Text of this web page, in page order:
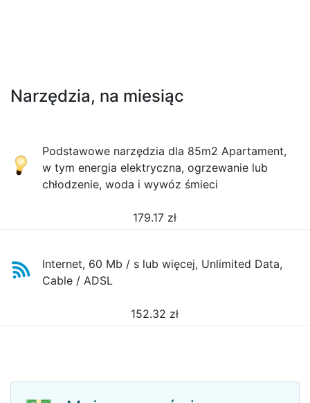
Narzędzia, na miesiąc
Podstawowe narzędzia dla 85m2 Apartament,
w tym energia elektryczna, ogrzewanie lub
chłodzenie, woda i wywóz śmieci
179.17 zł
Internet, 60 Mb / s lub więcej, Unlimited Data,
Cable / ADSL
152.32 zł